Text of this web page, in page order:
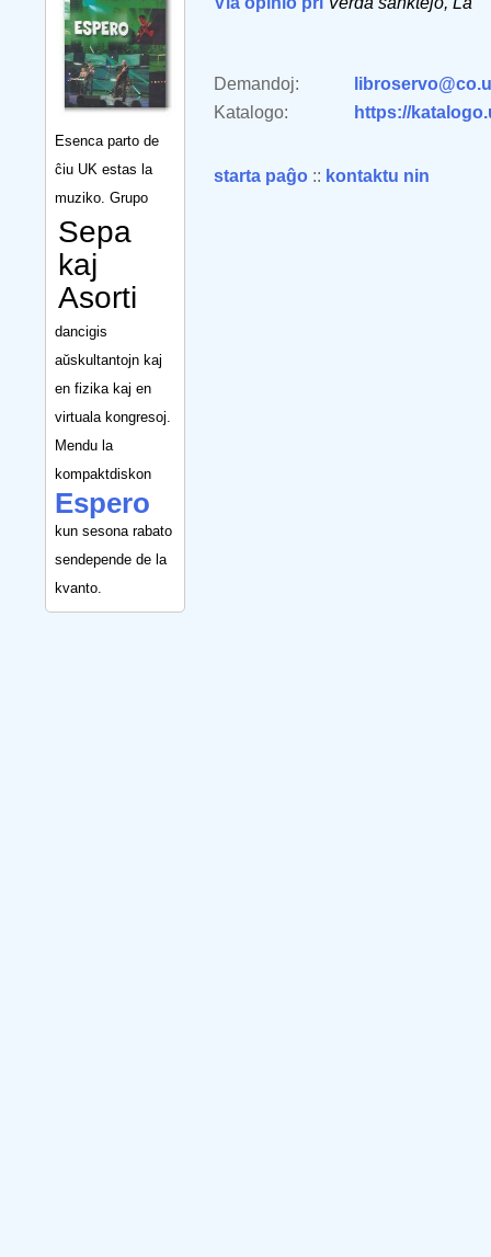
Esenca parto de
ĉiu UK estas la
muziko. Grupo
Sepa
kaj
Asorti
dancigis
aŭskultantojn kaj
en fizika kaj en
virtuala kongresoj.
Mendu la
kompaktdiskon
Espero
kun sesona rabato
sendepende de la
kvanto.
Demandoj:
Katalogo:
https://
starta paĝo :: kontaktu nin